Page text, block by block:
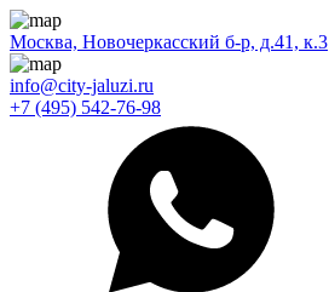
Москва, Новочеркасский б-р, д.41, к.3
info@city-jaluzi.ru
+7 (495) 542-76-98